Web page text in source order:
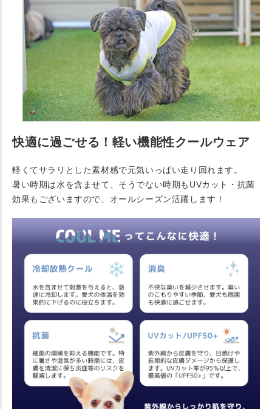
快適に過ごせる！軽い機能性クールウェア
軽くてサラリとした素材感で元気いっぱい走り回れます。
暑い時期は水を含ませて、そうでない時期もUVカット・抗菌
効果もございますので、オールシーズン活躍します！